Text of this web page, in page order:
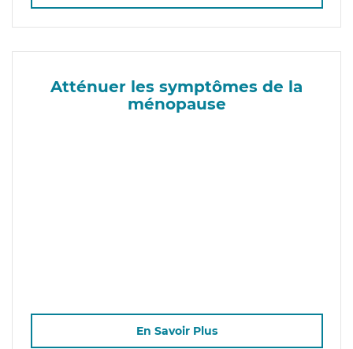
Atténuer les symptômes de la
ménopause
En Savoir Plus